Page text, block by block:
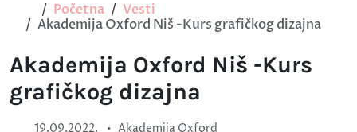
Početna
Vesti
Akademija Oxford Niš -Kurs grafičkog dizajna
Akademija Oxford Niš -Kurs
grafičkog dizajna
19.09.2022. • Akademija Oxford